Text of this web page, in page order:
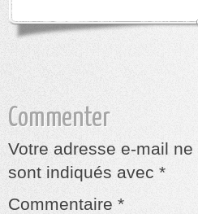
Commenter
Votre adresse e-mail
sont indiqués avec *
Commentaire *